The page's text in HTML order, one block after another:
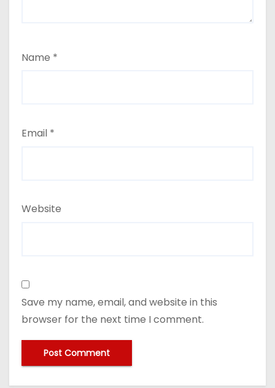
Name *
Email *
Website
Save my name, email, and website in this
browser for the next time I comment.